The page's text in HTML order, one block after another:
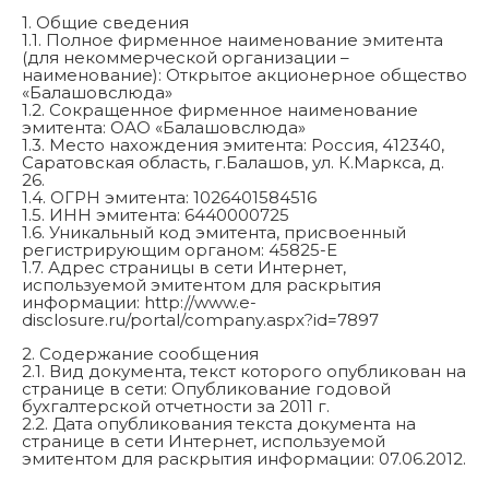
1. Общие сведения
1.1. Полное фирменное наименование эмитента
(для некоммерческой организации –
наименование): Открытое акционерное общество
«Балашовслюда»
1.2. Сокращенное фирменное наименование
эмитента: ОАО «Балашовслюда»
1.3. Место нахождения эмитента: Россия, 412340,
Саратовская область, г.Балашов, ул. К.Маркса, д.
26.
1.4. ОГРН эмитента: 1026401584516
1.5. ИНН эмитента: 6440000725
1.6. Уникальный код эмитента, присвоенный
регистрирующим органом: 45825-E
1.7. Адрес страницы в сети Интернет,
используемой эмитентом для раскрытия
информации: http://www.e-
disclosure.ru/portal/company.aspx?id=7897
2. Содержание сообщения
2.1. Вид документа, текст которого опубликован на
странице в сети: Опубликование годовой
бухгалтерской отчетности за 2011 г.
2.2. Дата опубликования текста документа на
странице в сети Интернет, используемой
эмитентом для раскрытия информации: 07.06.2012.